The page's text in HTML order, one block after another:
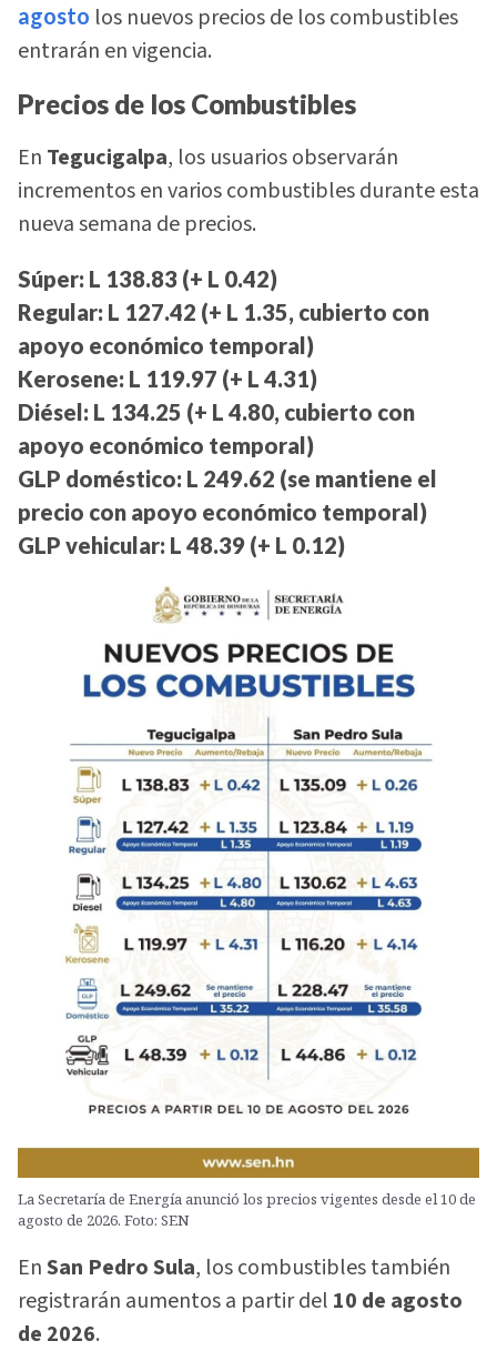
agosto los nuevos precios de los combustibles
entrarán en vigencia.
Precios de los Combustibles
En Tegucigalpa, los usuarios observarán
incrementos en varios combustibles durante esta
nueva semana de precios.
Súper: L 138.83 (+ L 0.42)
Regular: L 127.42 (+ L 1.35, cubierto con
apoyo económico temporal)
Kerosene: L 119.97 (+ L 4.31)
Diésel: L 134.25 (+ L 4.80, cubierto con
apoyo económico temporal)
GLP doméstico: L 249.62 (se mantiene el
precio con apoyo económico temporal)
GLP vehicular: L 48.39 (+ L 0.12)
La Secretaría de Energía anunció los precios vigentes desde el 10 de
agosto de 2026. Foto: SEN
EnSan Pedro Sula, los combustibles también
registrarán aumentos a partir del 10 de agosto
de 2026.